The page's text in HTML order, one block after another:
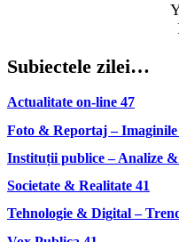
Subiectele zilei…
Actualitate on-line 47
Foto & Reportaj –
Instituții publice – Analize
Societate & Realitate 41
Tehnologie & Digital –